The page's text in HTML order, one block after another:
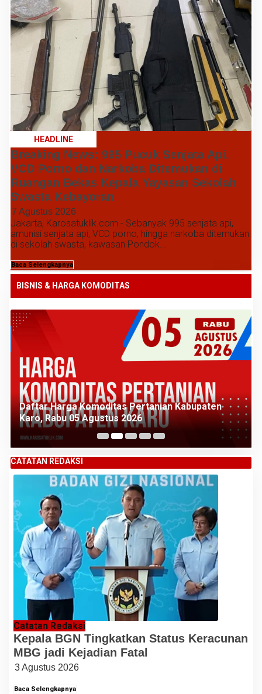
HEADLINE
Breaking News: 995 Pucuk Senjata Api,
VCD Porno dan Narkoba Ditemukan di
Ruangan Bekas Kepala Yayasan Sekolah
Swasta Kebayoran
7 Agustus 2026
Jakarta, Karosatuklik.com - Sebanyak 995 senjata api,
amunisi senjata api, VCD porno, hingga narkoba ditemukan
di sekolah swasta, kawasan Pondok...
Baca Selengkapnya
BISNIS & HARGA KOMODITAS
Daftar Harga Komoditas Pertanian Kabupaten
Karo, Rabu 05 Agustus 2026
CATATAN REDAKSI
Catatan Redaksi
Kepala BGN Tingkatkan Status Keracunan
MBG jadi Kejadian Fatal
3 Agustus 2026
Baca Selengkapnya